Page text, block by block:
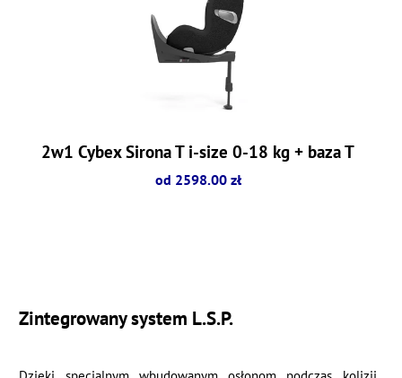
2w1 Cybex Sirona T i-size 0-18 kg + baza T
od 2598.00 zł
Zintegrowany system L.S.P.